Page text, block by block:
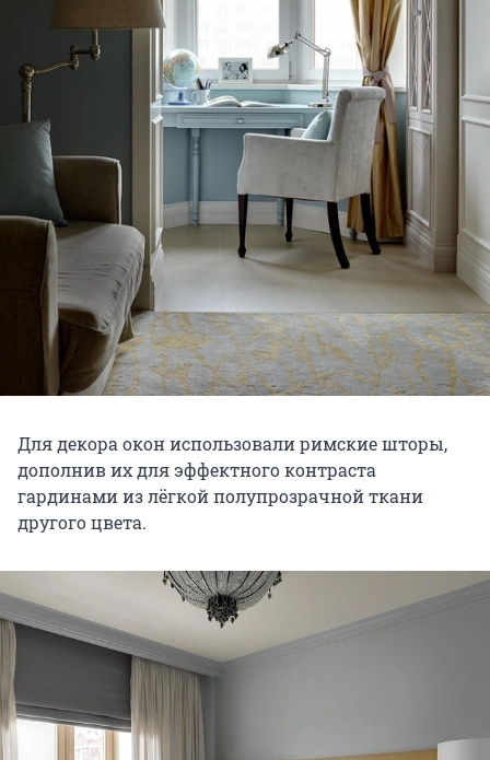
Для декора окон использовали римские шторы,
дополнив их для эффектного контраста
гардинами из лёгкой полупрозрачной ткани
другого цвета.